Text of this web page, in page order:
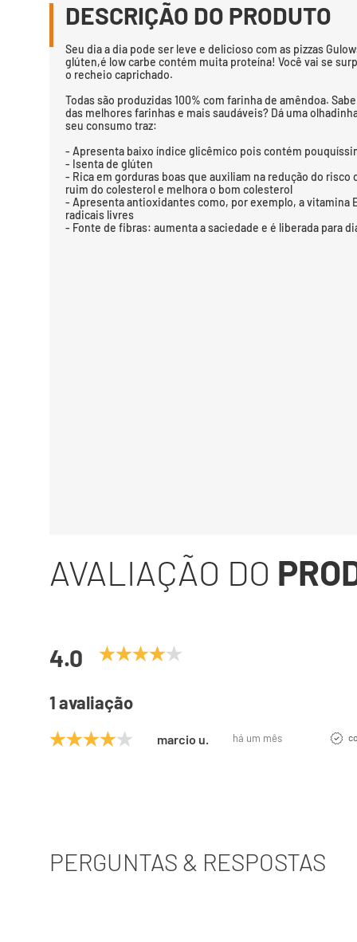
DESCRIÇÃO DO PRODUTO
Seu dia a dia pode ser leve e delicioso com as pizzas
glúten,é low carbe contém muita proteína! Você vai se
o recheio caprichado.
Todas são produzidas 100% com farinha de amêndoa.
das melhores farinhas e mais saudáveis? Dá uma
seu consumo traz:
- Apresenta baixo índice glicêmico pois contém
- Isenta de glúten
- Rica em gorduras boas que auxiliam na redução do risco
ruim do colesterol e melhora o bom colesterol
- Apresenta antioxidantes como, por exemplo, a vitamina
radicais livres
- Fonte de fibras: aumenta a saciedade e é liberada para
AVALIAÇÃO DO
4.0
1 avaliação
marcio u. há um mês
PERGUNTAS & RESPOSTAS